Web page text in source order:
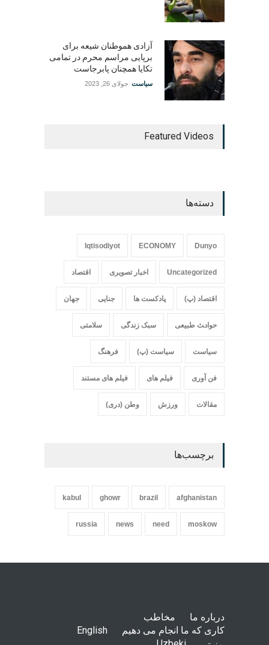
آزادی هموطنان شیعه برای
برپایی مراسم محرم در تمامی
تکایا همچنان پابرجاست
سیاست جولای 26, 2023
Featured Videos
دسته‌ها
Dunyo
ECONOMY
Iqtisodiyot
Uncategorized اخبار تصویری اقتصاد
اقتصاد (پ) پادکست ها جنایی جهان
حواد‍‍‍ث طبیعی سبک زندگی سلامتی
سیاست سیاست (پ) فرهنگ
فن آوری فیلم های فیلم های مستند
مقالات ورزش وطن (دری)
برچسب‌ها
afghanistan
brazil
ghowr
kabul
moskow
need
news
russia
درباره ما
مخاطب
کاری که ما انجام می دهیم
English